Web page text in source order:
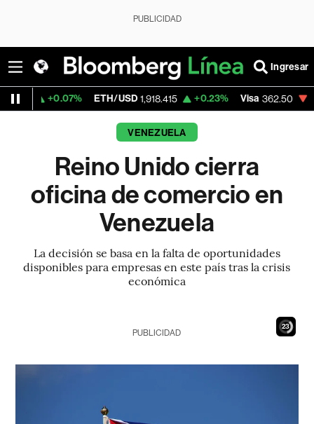
PUBLICIDAD
Ingresar
ETH/USD 1,918.415 +0.23% Visa 362.50 -2.15%
VENEZUELA
Reino Unido cierra
oficina de comercio en
Venezuela
La decisión se basa en la falta de oportunidades
disponibles para empresas en este país tras la crisis
económica
22
PUBLICIDAD